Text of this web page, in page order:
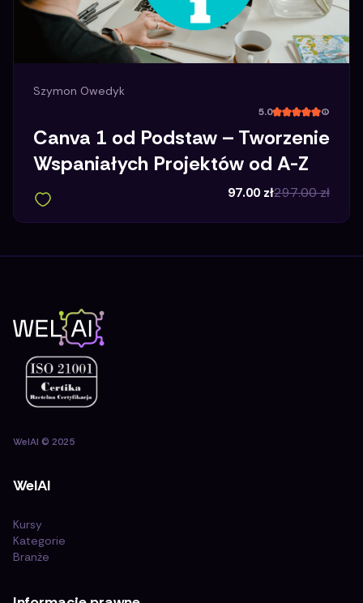
Szymon Owedyk
5.0 (
Canva 1 od Podstaw – Tworzenie
Wspaniałych Projektów od A-Z
97.00 zł297.00zł
WelAI © 2025
WelAI
Kursy
Kategorie
Branże